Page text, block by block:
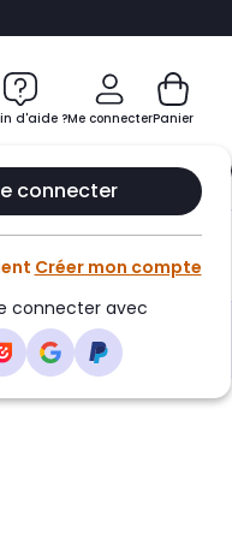
d'aide ?Me connecter
connecter
Créer mon compte
connecter avec
Panier